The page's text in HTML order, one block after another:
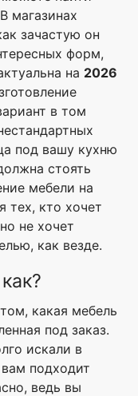
магазинах
зачастую он
форм,
на 2026
в том
под вашу кухню
стоять
мебели на
тех, кто хочет
не хочет
как везде.
какая мебель
под заказ.
искали в
подходит
ведь вы